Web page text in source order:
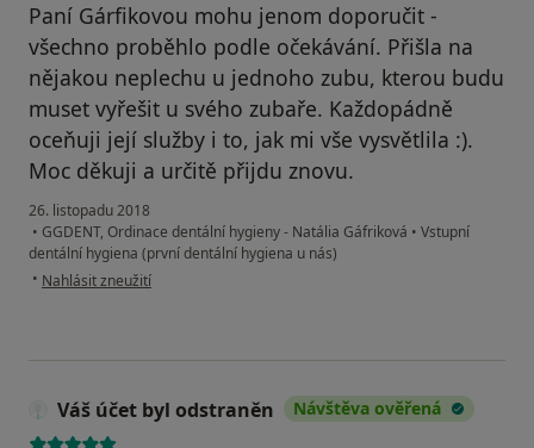
Paní Gárfikovou mohu jenom doporučit -
všechno proběhlo podle očekávání. Přišla na
nějakou neplechu u jednoho zubu, kterou budu
muset vyřešit u svého zubaře. Každopádně
oceňuji její služby i to, jak mi vše vysvětlila :).
Moc děkuji a určitě přijdu znovu.
26. listopadu 2018
• GGDENT, Ordinace dentální hygieny - Natália Gáfriková • Vstupní
dentální hygiena (první dentální hygiena u nás)
• podle názoru uživatele k.belohlavkova
Nahlásit zneužití
Váš účet byl odstraněn Návštěva ověřená